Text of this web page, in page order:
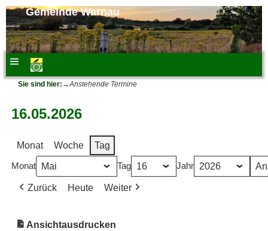
Gemeinde Warnau
Sie sind hier: →Anstehende Termine
16.05.2026
Monat Woche Tag
Monat Tag Jahr
Zurück Heute Weiter
Ansichtausdrucken